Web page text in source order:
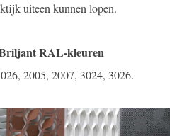
uiteen kunnen lopen.
RAL-kleuren
2005, 2007, 3024, 3026.